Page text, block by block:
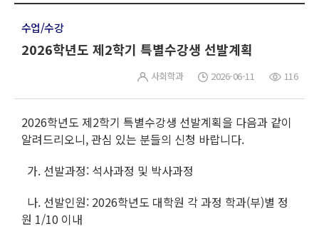
수업/수강
2026학년도 제2학기 특별수강생 선발계획
사회학과 2026-06-11 116
2026학년도 제2학기 특별수강생 선발계획을 다음과 같이
알려드리오니, 관심 있는 분들의 신청 바랍니다.
가. 선발과정: 석사과정 및 박사과정
나. 선발인원: 2026학년도 대학원 각 과정 학과(부)별 정
원 1/10 이내